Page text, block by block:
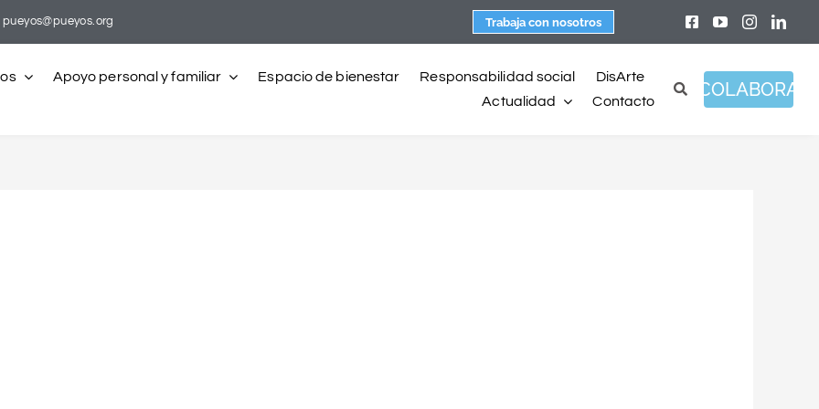
pueyos@pueyos.org Trabaja con nosotros
Apoyo personal y familiar Espacio de bienestar Responsabilidad social
DisArte
Actualidad
Contacto
COLABORA